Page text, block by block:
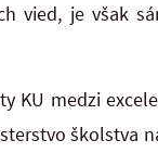
vied, je však
KU medzi
školstva